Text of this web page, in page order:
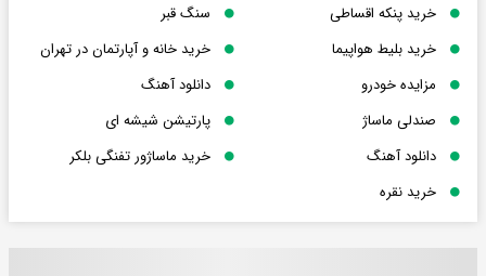
خرید پنکه اقساطی
سنگ قبر
خرید بلیط هواپیما
خرید خانه و آپارتمان در تهران
مزایده خودرو
دانلود آهنگ
صندلی ماساژ
پارتیشن شیشه ای
دانلود آهنگ
خرید ماساژور تفنگی بلکر
خرید نقره